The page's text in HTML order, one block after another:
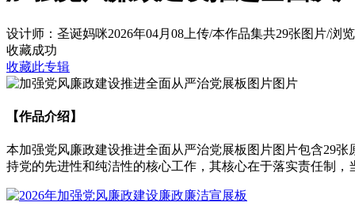
设计师：圣诞妈咪2026年04月08上传/本作品集共29张图片/浏
收藏成功
收藏此专辑
【作品介绍】
本加强党风廉政建设推进全面从严治党展板图片图片包含29
持党的先进性和纯洁性的核心工作，其核心在于落实责任制